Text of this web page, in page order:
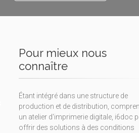
Pour mieux nous
connaître
Étant intégré dans une structure de
production et de distribution,
un atelier d'imprimerie digitale, i6doc
offrir des solutions à des conditions